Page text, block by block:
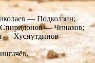
— Подколзин;
— Чинахов;
— Хуснутдинов —